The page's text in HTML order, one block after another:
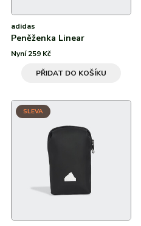
adidas
Peněženka Linear
Nyní 259 Kč
PŘIDAT DO KOŠÍKU
SLEVA